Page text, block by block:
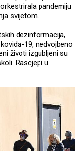
pandemiju
svijetom.
dezinformacija,
19, nedvojbeno
životi izgubljeni su
Rascjepi u